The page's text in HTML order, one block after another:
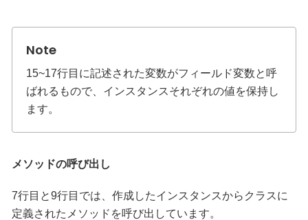
15~17行目に記述された変数がフィールド変数と呼
ばれるもので、インスタンスそれぞれの値を保持し
ます。
メソッドの呼び出し
7行目と9行目では、作成したインスタンスからクラスに
定義されたメソッドを呼び出しています。